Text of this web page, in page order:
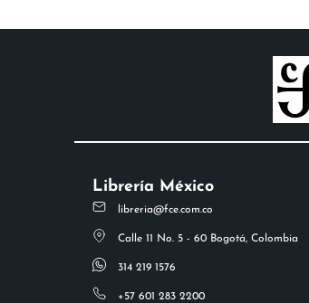
Librería México
libreria@fce.com.co
Calle 11 No. 5 - 60 Bogotá, Colombia
314 219 1576
+57 601 283 2200